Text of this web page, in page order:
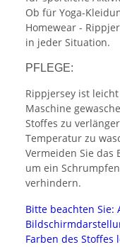
Ob für Yoga-
Homewear -
in jeder Situation.
PFLEGE:
Rippjersey ist
Maschine
Stoffes zu
Temperatur zu
Vermeiden Sie das
um ein
verhindern.
Bitte beachten
Farben des